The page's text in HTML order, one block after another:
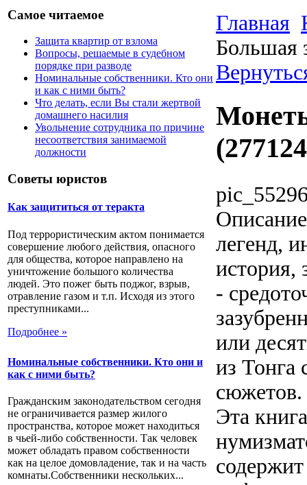
Самое читаемое
Защита квартир от взлома
Вопросы, решаемые в судебном
порядке при разводе
Номинальные собственники. Кто они
и как с ними быть?
Что делать, если Вы стали жертвой
домашнего насилия
Увольнение сотрудника по причине
несоответствия занимаемой
должности
Советы юристов
Как защититься от теракта
Под террористическим актом понимается
совершение любого действия, опасного
для общества, которое направлено на
уничтожение большого количества
людей. Это пожег быть поджог, взрыв,
отравление газом и т.п. Исходя из этого
преступниками...
Подробнее »
Номинальные собственники. Кто они и
как с ними быть?
Гражданским законодательством сегодня
не ограничивается размер жилого
пространства, которое может находиться
в чьей-либо собственности. Так человек
может обладать правом собственности
как на целое домовладение, так и на часть
комнаты.Собственники нескольких...
Главная
Большая
Описание
легенд,
история,
-
или
из Тонга
сюжетов.
Эта